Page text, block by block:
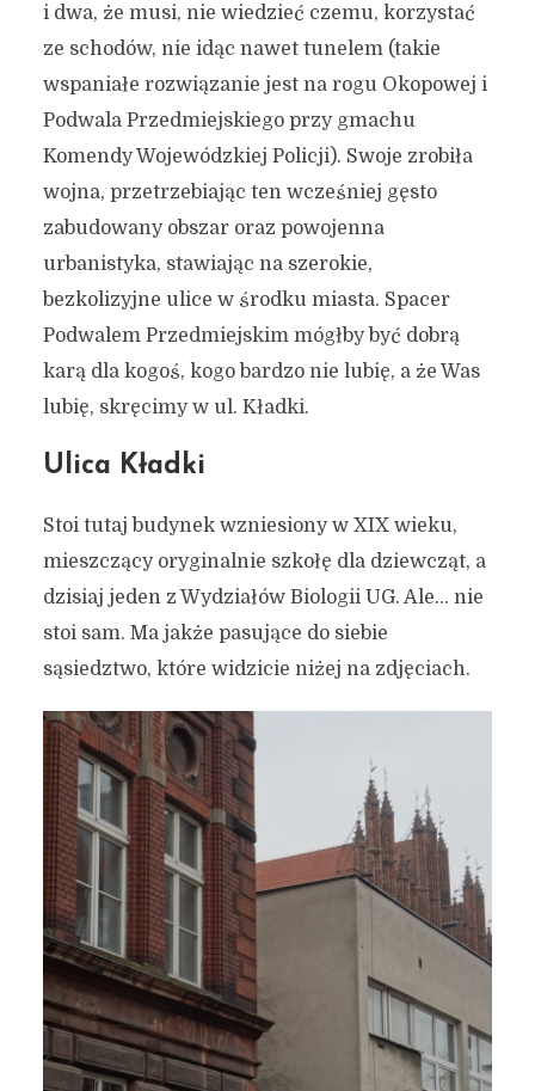
Autor:
i dwa, że musi, nie wiedzieć czemu, korzystać
ze schodów, nie idąc nawet tunelem (takie
wspaniałe rozwiązanie jest na rogu Okopowej i
Podwala Przedmiejskiego przy gmachu
Komendy Wojewódzkiej Policji). Swoje zrobiła
wojna, przetrzebiając ten wcześniej gęsto
zabudowany obszar oraz powojenna
urbanistyka, stawiając na szerokie,
bezkolizyjne ulice w środku miasta. Spacer
Podwalem Przedmiejskim mógłby być dobrą
karą dla kogoś, kogo bardzo nie lubię, a że Was
lubię, skręcimy w ul. Kładki.
Ulica Kładki
Stoi tutaj budynek wzniesiony w XIX wieku,
mieszczący oryginalnie szkołę dla dziewcząt, a
dzisiaj jeden z Wydziałów Biologii UG. Ale… nie
stoi sam. Ma jakże pasujące do siebie
sąsiedztwo, które widzicie niżej na zdjęciach.